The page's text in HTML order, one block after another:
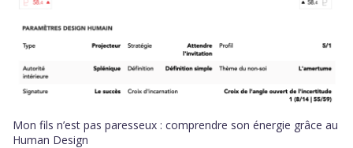
Mon fils n’est pas paresseux : comprendre son énergie grâce au
Human Design